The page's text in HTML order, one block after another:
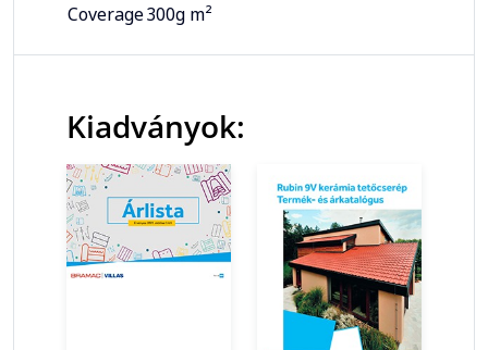
Coverage300g m²
Kiadványok: